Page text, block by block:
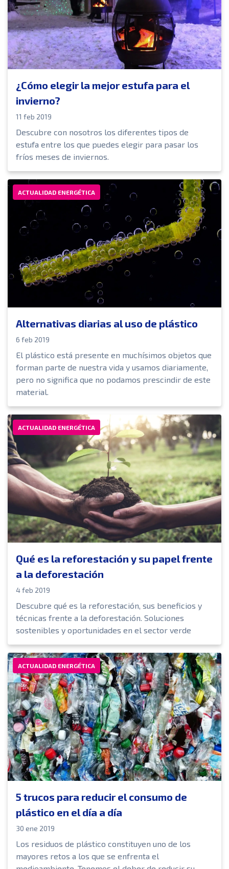
¿Cómo elegir la mejor estufa para el
invierno?
11 feb 2019
Descubre con nosotros los diferentes tipos de
estufa entre los que puedes elegir para pasar los
fríos meses de inviernos.
ACTUALIDAD ENERGÉTICA
Alternativas diarias al uso de plástico
6 feb 2019
El plástico está presente en muchísimos objetos que
forman parte de nuestra vida y usamos diariamente,
pero no significa que no podamos prescindir de este
material.
ACTUALIDAD ENERGÉTICA
Qué es la reforestación y su papel frente
a la deforestación
4 feb 2019
Descubre qué es la reforestación, sus beneficios y
técnicas frente a la deforestación. Soluciones
sostenibles y oportunidades en el sector verde
ACTUALIDAD ENERGÉTICA
5 trucos para reducir el consumo de
plástico en el día a día
30 ene 2019
Los residuos de plástico constituyen uno de los
mayores retos a los que se enfrenta el